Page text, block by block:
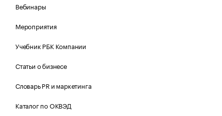
Вебинары
Мероприятия
Учебник РБК Компании
Статьи о бизнесе
Словарь PR и маркетинга
Каталог по ОКВЭД